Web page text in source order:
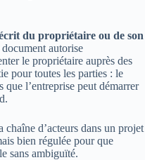
du propriétaire ou de son
document autorise
le propriétaire auprès des
pour toutes les parties : le
l’entreprise peut démarrer
d’acteurs dans un projet
bien régulée pour que
sans ambiguïté.